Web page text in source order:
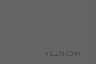
￥8,278.00/箱